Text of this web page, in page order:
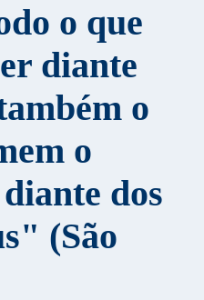
o que
dian­te
o
o
dos
(São